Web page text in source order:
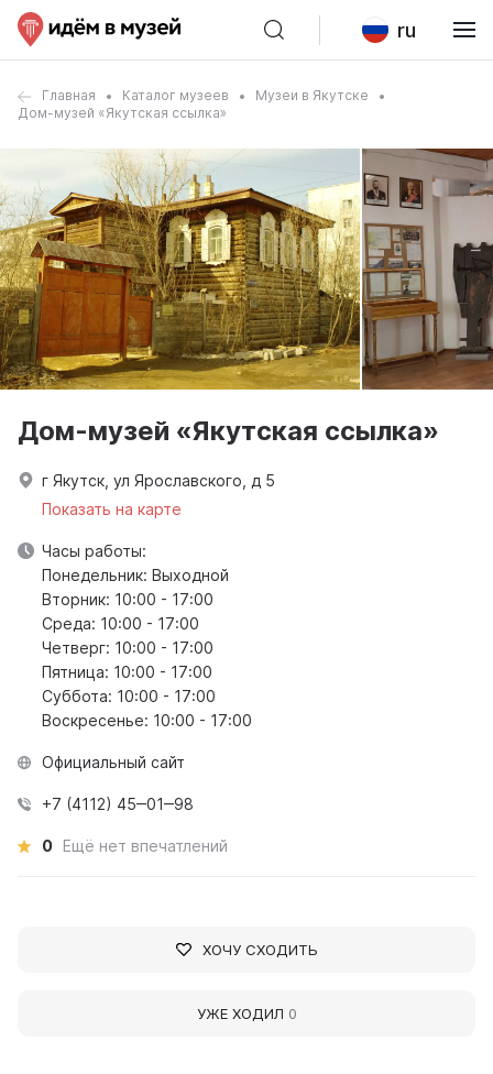
ru
Главная Каталог музеев
Музеи в Якутске
Дом-музей «Якутская ссылка»
Дом-музей «Якутская ссылка»
г Якутск, ул Ярославского, д 5
Показать на карте
Часы работы:
Понедельник: Выходной
Вторник: 10:00 - 17:00
Среда: 10:00 - 17:00
Четверг: 10:00 - 17:00
Пятница: 10:00 - 17:00
Суббота: 10:00 - 17:00
Воскресенье: 10:00 - 17:00
Официальный сайт
+7 (4112) 45‒01‒98
0 Ещё нет впечатлений
ХОЧУ СХОДИТЬ
УЖЕ ХОДИЛ 0